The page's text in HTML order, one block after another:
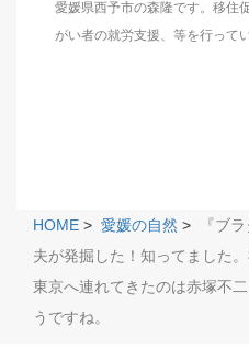
愛媛県西予市の森隆です。移住
がい者の就労支援、等を行ってい
HOME > 愛媛の自然 >
『ブ
夫が発掘した！知ってました
東京へ連れてきたのは赤塚不
うですね。